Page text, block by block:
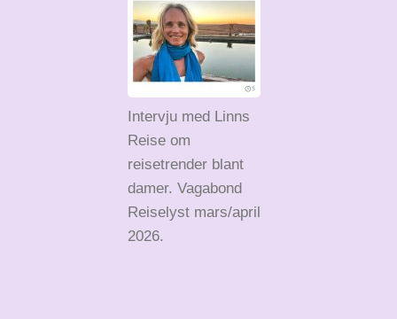
Intervju med Linns
Reise om
reisetrender blant
damer. Vagabond
Reiselyst mars/april
2026.